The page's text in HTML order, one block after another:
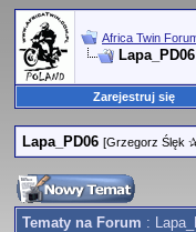
Africa Twin
Lapa_PD06
Zarejestruj się
Lapa_PD06 [Grzegorz Ślęk
Tematy na Forum :